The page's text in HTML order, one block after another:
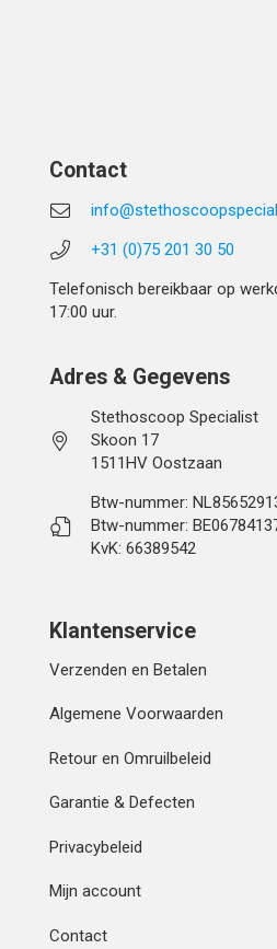
Contact
+31 (0)75 201 30 50
Telefonisch bereikbaar op
17:00 uur.
Adres & Gegevens
Stethoscoop Specialist
Skoon 17
1511HV Oostzaan
Btw-nummer:
Btw-nummer:
KvK: 66389542
Klantenservice
Verzenden en Betalen
Algemene Voorwaarden
Retour en Omruilbeleid
Garantie & Defecten
Privacybeleid
Mijn account
Contact